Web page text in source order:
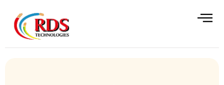
principal